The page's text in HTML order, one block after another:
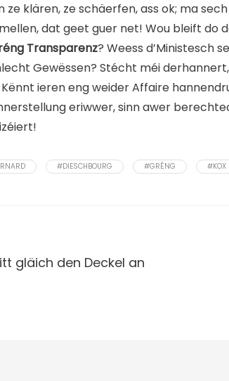
ze klären, ze schäerfen, ass ok; ma
dat geet guer net! Wou bleift do
Transparenz? Weess d’Ministesch
Gewëssen? Stécht méi
ieren eng weider Affaire
eriwwer, sinn awer
#DIESCHBOURG #GRÉNG #KOX
gläich den Deckel an